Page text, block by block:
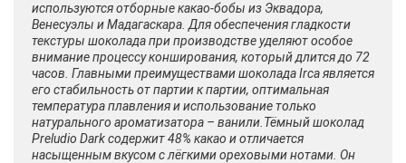
используются отборные какао-бобы из Эквадора,
Венесуэлы и Мадагаскара. Для обеспечения гладкости
текстуры шоколада при производстве уделяют особое
внимание процессу конширования, который длится до 72
часов. Главными преимуществами шоколада Irca является
его стабильность от партии к партии, оптимальная
температура плавления и использование только
натурального ароматизатора – ванили.Тёмный шоколад
Preludio Dark содержит 48% какао и отличается
насыщенным вкусом с лёгкими ореховыми нотами. Он